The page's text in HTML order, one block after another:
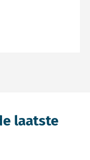
laatste